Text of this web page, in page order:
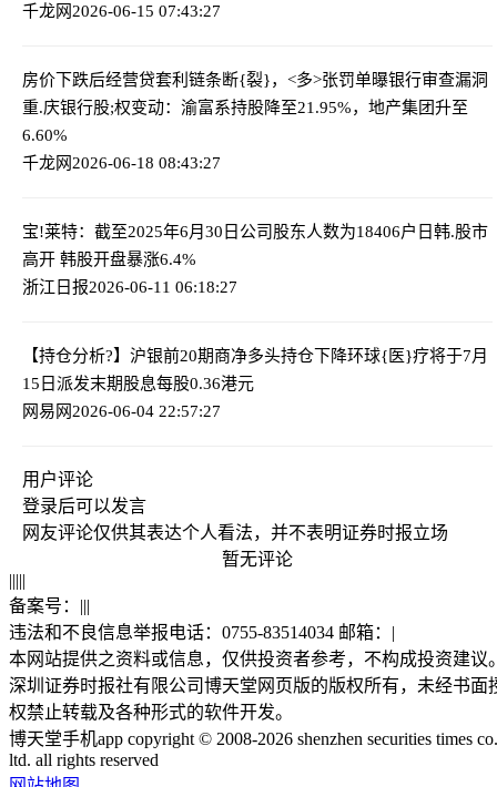
千龙网2026-06-15 07:43:27
房价下跌后经营贷套利链条断{裂}，<多>张罚单曝银行审查漏洞
重.庆银行股;权变动：渝富系持股降至21.95%，地产集团升至
6.60%
千龙网2026-06-18 08:43:27
宝!莱特：截至2025年6月30日公司股东人数为18406户 日韩.股市
高开 韩股开盘暴涨6.4%
浙江日报2026-06-11 06:18:27
【持仓分析?】沪银前20期商净多头持仓下降环球{医}疗将于7月
15日派发末期股息每股0.36港元
网易网2026-06-04 22:57:27
用户评论
登录后可以发言
网友评论仅供其表达个人看法，并不表明证券时报立场
暂无评论
|||||
备案号： |||
违法和不良信息举报电话：0755-83514034 邮箱： |
本网站提供之资料或信息，仅供投资者参考，不构成投资建议
深圳证券时报社有限公司博天堂网页版的版权所有，未经书面
权禁止转载及各种形式的软件开发。
博天堂手机app copyright © 2008-2026 shenzhen securities times
ltd. all rights reserved